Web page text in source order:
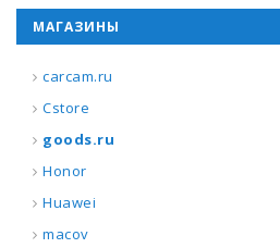
МАГАЗИНЫ
carcam.ru
Cstore
goods.ru
Honor
Huawei
macov